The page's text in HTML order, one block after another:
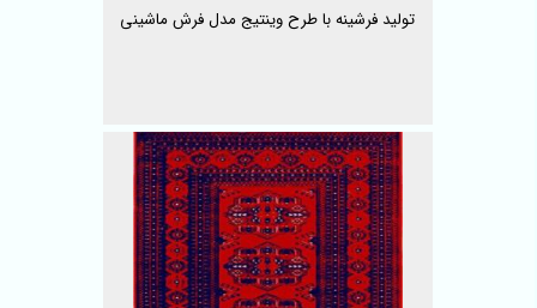
تولید فرشینه با طرح وینتیج مدل فرش ماشینی